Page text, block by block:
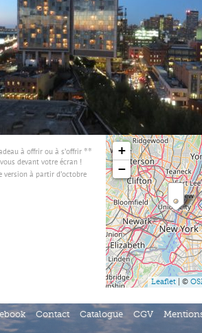
à offrir ou à s’offrir **
vous devant votre écran !
version à partir d’octobre
+
−
Leaflet | ©
Contact Catalogue CGV